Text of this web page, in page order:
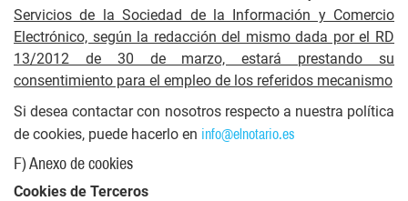
Servicios de la Sociedad de la Información y Comercio
Electrónico, según la redacción del mismo dada por el RD
13/2012 de 30 de marzo, estará prestando su
consentimiento para el empleo de los referidos mecanismo
Si desea contactar con nosotros respecto a nuestra política
de cookies, puede hacerlo en info@elnotario.es
F) Anexo de cookies
Cookies de Terceros